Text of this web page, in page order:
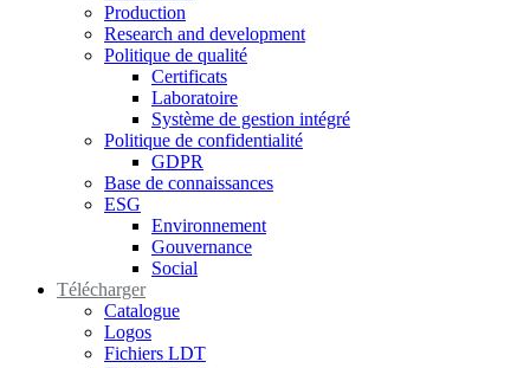
Production
Research and development
Politique de qualité
Certificats
Laboratoire
Système de gestion intégré
Politique de confidentialité
GDPR
Base de connaissances
ESG
Environnement
Gouvernance
Social
Télécharger
Catalogue
Logos
Fichiers LDT